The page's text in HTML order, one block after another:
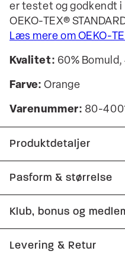
er testet og godkendt i
OEKO-TEX®
Læs mere om OEKO-
Kvalitet: 60%
Farve: Orange
Varenummer: 80-
Produktdetaljer
Print henover
Logomærke
Fremstillet i
Pasform & størrelse
Fit:Comfort fit
bevægelsesfrihed
Klub, bonus og
Tilmeld dig Club
Levering & Retur